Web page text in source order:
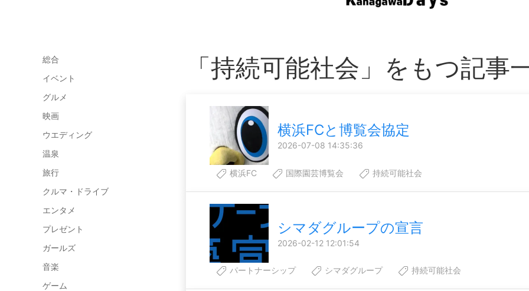
総合
イベント
グルメ
映画
ウエディング
温泉
旅行
クルマ・ドライブ
エンタメ
プレゼント
ガールズ
音楽
ゲーム
「持続可能社会」をもつ記事
横浜FCと博覧会協定
2026-07-08 14:35:36
横浜FC 国際園芸博覧会 持続可能社会
シマダグループの宣言
2026-02-12 12:01:54
パートナーシップ シマダグループ 持続可能社会